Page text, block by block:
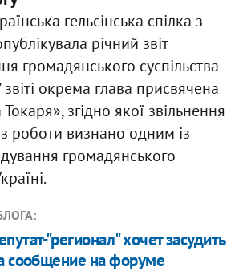
гельсінська спілка з
річний звіт
громадянського суспільства
окрема глава присвячена
згідно якої звільнення
роботи визнано одним із
громадянського
"регионал" хочет засудить
сообщение на форуме